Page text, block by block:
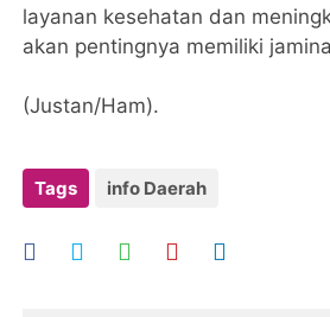
layanan kesehatan dan
akan pentingnya memiliki
(Justan/Ham).
Tags info Daerah